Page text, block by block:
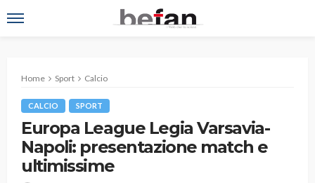
Home Sport Calcio
CALCIO SPORT
Europa League Legia Varsavia-
Napoli: presentazione match e
ultimissime